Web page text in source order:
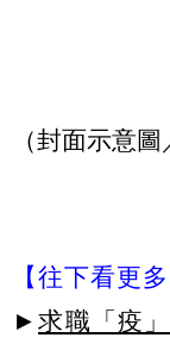
（封面示意
【往下看更多
► 求職「疫